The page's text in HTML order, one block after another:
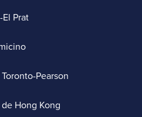
Prat
Pearson
Hong Kong